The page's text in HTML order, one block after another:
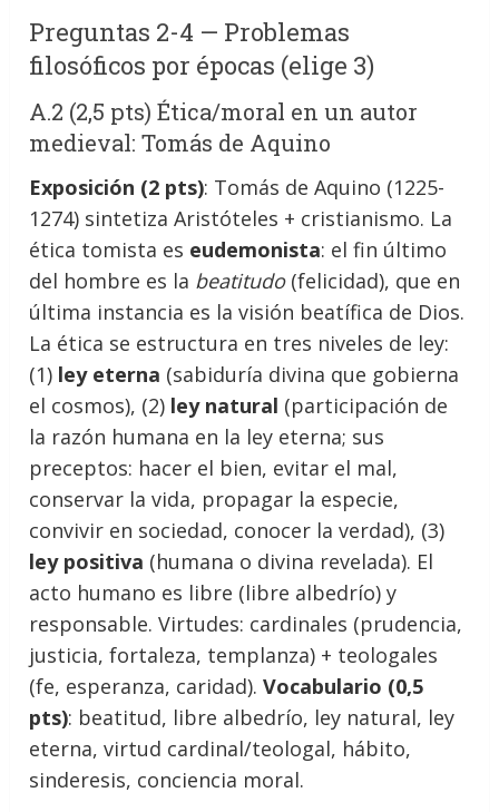
Preguntas 2-4 — Problemas
filosóficos por épocas (elige 3)
A.2 (2,5 pts) Ética/moral en un autor
medieval: Tomás de Aquino
Exposición (2 pts): Tomás de Aquino (1225-
1274) sintetiza Aristóteles + cristianismo. La
ética tomista es eudemonista: el fin último
del hombre es la beatitudo(felicidad), que en
última instancia es la visión beatífica de Dios.
La ética se estructura en tres niveles de ley:
(1) ley eterna (sabiduría divina que gobierna
el cosmos), (2) ley natural (participación de
la razón humana en la ley eterna; sus
preceptos: hacer el bien, evitar el mal,
conservar la vida, propagar la especie,
convivir en sociedad, conocer la verdad), (3)
ley positiva (humana o divina revelada). El
acto humano es libre (libre albedrío) y
responsable. Virtudes: cardinales (prudencia,
justicia, fortaleza, templanza) + teologales
(fe, esperanza, caridad).Vocabulario (0,5
pts): beatitud, libre albedrío, ley natural, ley
eterna, virtud cardinal/teologal, hábito,
sinderesis, conciencia moral.